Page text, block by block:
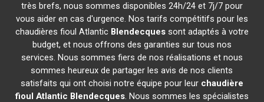
très brefs, nous sommes disponibles 24h/24 et 7j/7 pour
vous aider en cas d'urgence. Nos tarifs compétitifs pour les
chaudières fioul Atlantic Blendecquessont adaptés à votre
budget, et nous offrons des garanties sur tous nos
services. Nous sommes fiers de nos réalisations et nous
sommes heureux de partager les avis de nos clients
satisfaits qui ont choisi notre équipe pour leur chaudière
fioul Atlantic Blendecques. Nous sommes les spécialistes